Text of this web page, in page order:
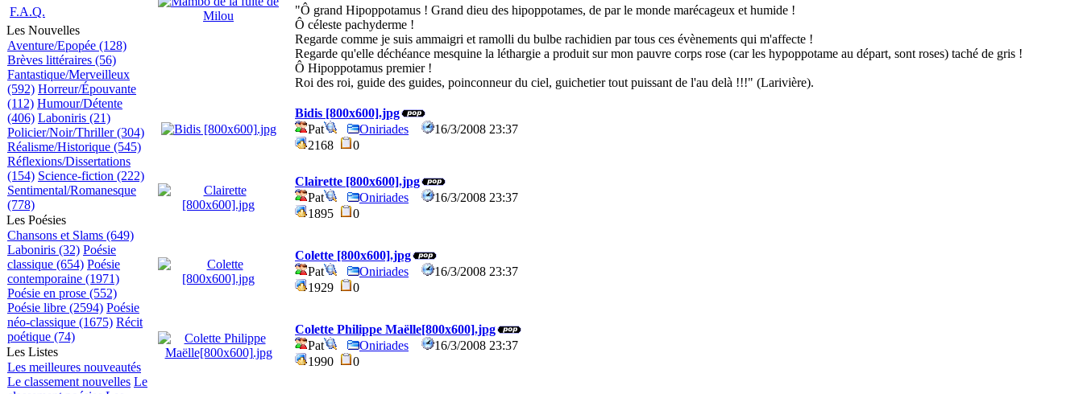
F.A.Q.
Les Nouvelles
Aventure/Epopée (128)
Brèves littéraires (56)
Fantastique/Merveilleux
(592) Horreur/Épouvante
(112) Humour/Détente
(406) Laboniris (21)
Policier/Noir/Thriller (304)
Réalisme/Historique (545)
Réflexions/Dissertations
(154) Science-fiction (222)
Sentimental/Romanesque
(778)
Les Poésies
Chansons et Slams (649)
Laboniris (32) Poésie
classique (654) Poésie
contemporaine (1971)
Poésie en prose (552)
Poésie libre (2594) Poésie
néo-classique (1675) Récit
poétique (74)
Les Listes
Les meilleures nouveautés
Le classement nouvelles Le
"Ô grand Hipoppotamus ! Grand dieu des hipoppotames, de par le monde marécageux et humide !
Ô céleste pachyderme !
Regarde comme je suis ammaigri et ramolli du bulbe rachidien par tous ces évènements qui m'affecte !
Regarde qu'elle déchéance mesquine la léthargie a produit sur mon pauvre corps rose (car les hypoppotame au départ, sont roses) taché de gris !
Ô Hipoppotamus premier !
Roi des roi, guide des guides, poinconneur du ciel, guichetier tout puissant de l'au delà !!!" (Larivière).
Bidis [800x600].jpg
Pat
Oniriades
16/3/2008 23:37
2168
0
Clairette [800x600].jpg
Pat
Oniriades
16/3/2008 23:37
1895
0
Colette [800x600].jpg
Pat
Oniriades
16/3/2008 23:37
1929
0
Colette Philippe Maëlle[800x600].jpg
Pat
Oniriades
16/3/2008 23:37
1990
0